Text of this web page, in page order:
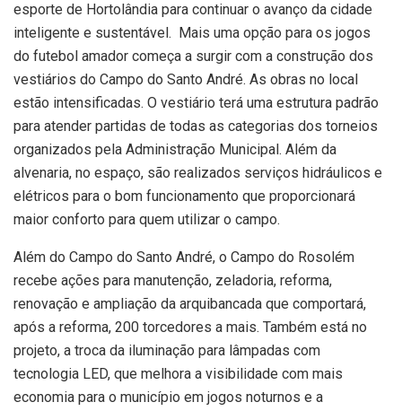
esporte de Hortolândia para continuar o avanço da cidade
inteligente e sustentável. Mais uma opção para os jogos
do futebol amador começa a surgir com a construção dos
vestiários do Campo do Santo André. As obras no local
estão intensificadas. O vestiário terá uma estrutura padrão
para atender partidas de todas as categorias dos torneios
organizados pela Administração Municipal. Além da
alvenaria, no espaço, são realizados serviços hidráulicos e
elétricos para o bom funcionamento que proporcionará
maior conforto para quem utilizar o campo.
Além do Campo do Santo André, o Campo do Rosolém
recebe ações para manutenção, zeladoria, reforma,
renovação e ampliação da arquibancada que comportará,
após a reforma, 200 torcedores a mais. Também está no
projeto, a troca da iluminação para lâmpadas com
tecnologia LED, que melhora a visibilidade com mais
economia para o município em jogos noturnos e a